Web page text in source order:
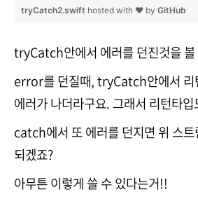
tryCatch2.swift hosted with ❤ by GitHub
tryCatch안에서 에러를 던진것을 볼
error를 던질때, tryCatch안에서 리
에러가 나더라구요. 그래서 리턴타
catch에서 또 에러를 던지면 위 스
되겠죠?
아무튼 이렇게 쓸 수 있다는거!!